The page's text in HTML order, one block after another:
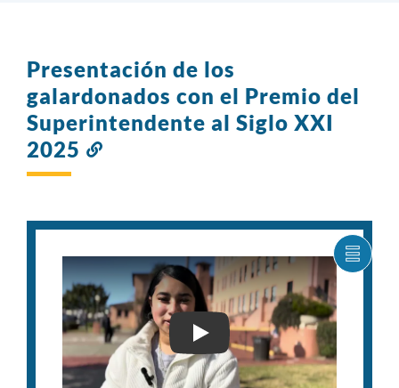
Presentación de los
galardonados con el Premio del
Superintendente al Siglo XXI
2025
GANADORA DE LA BECA DECHARLIZE BECERRA -